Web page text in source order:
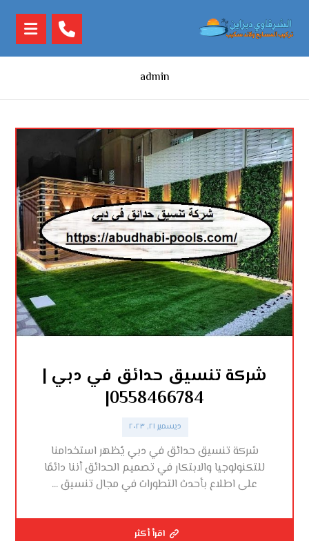
admin
شركة تنسيق حدائق في دبي |
0558466784|
ديسمبر ٢١, ٢٠٢٣
شركة تنسيق حدائق في دبي يُظهر استخدامنا
للتكنولوجيا والابتكار في تصميم الحدائق أننا دائمًا
على اطلاع بأحدث التطورات في مجال تنسيق ...
اقرأ أكثر